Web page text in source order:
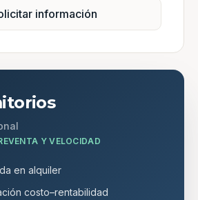
información
Y VELOCIDAD
en alquiler
costo–rentabilidad